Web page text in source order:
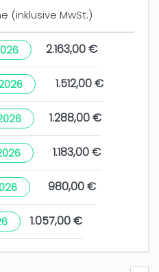
the oven is quite old
WAR DIES HILFREICH?
devrait être révisée
WAR DIES HILFREICH? 0
(inklusive MwSt.)
2.163,00 €
1.512,00 €
1.288,00 €
1.183,00 €
980,00 €
1.057,00 €